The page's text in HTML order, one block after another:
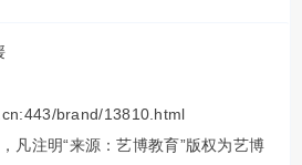
brand/13810.html
凡注明“来源：艺博教育”版权为艺博